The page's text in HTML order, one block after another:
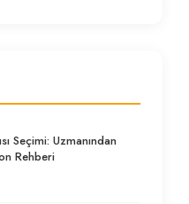
Seçimi: Uzmanından
Rehberi